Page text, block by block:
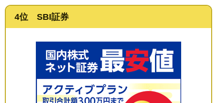
4位 SBI証券